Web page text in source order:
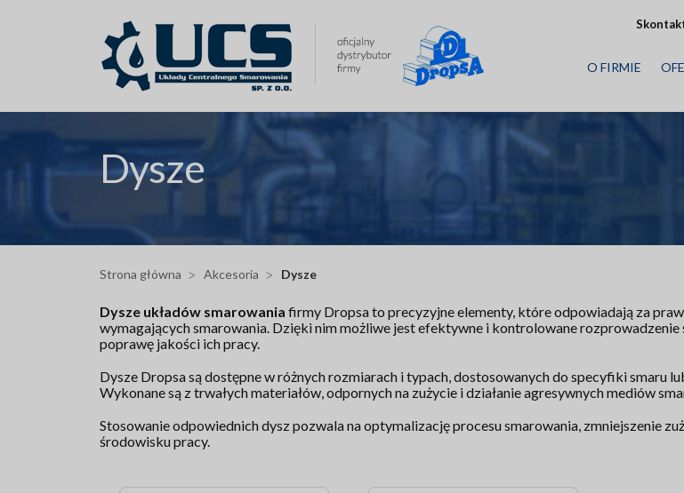
O FIRMIE
Dysze
Strona główna Akcesoria Dysze
Dysze układów smarowania firmy Dropsa to precyzyjne elementy, które odpowiadają za
wymagających smarowania. Dzięki nim możliwe jest efektywne i kontrolowane rozprowadzenie
poprawę jakości ich pracy.
Dysze Dropsa są dostępne w różnych rozmiarach i typach, dostosowanych do specyfiki smaru
Wykonane są z trwałych materiałów, odpornych na zużycie i działanie agresywnych mediów
Stosowanie odpowiednich dysz pozwala na optymalizację procesu smarowania, zmniejszenie
środowisku pracy.